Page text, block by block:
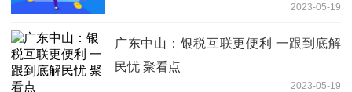
液”药物临床试验批准通知书_天天聚看点
2023-05-19
广东中山：银税互联更便利 一跟到底解
民忧 聚看点
2023-05-19